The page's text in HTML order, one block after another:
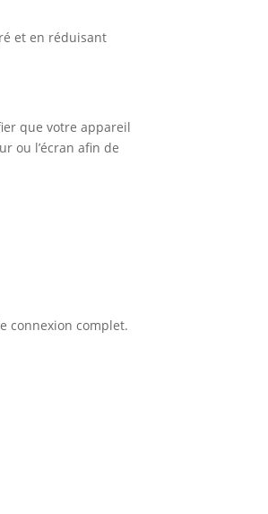
et en réduisant
que votre appareil
ou l’écran afin de
connexion complet.